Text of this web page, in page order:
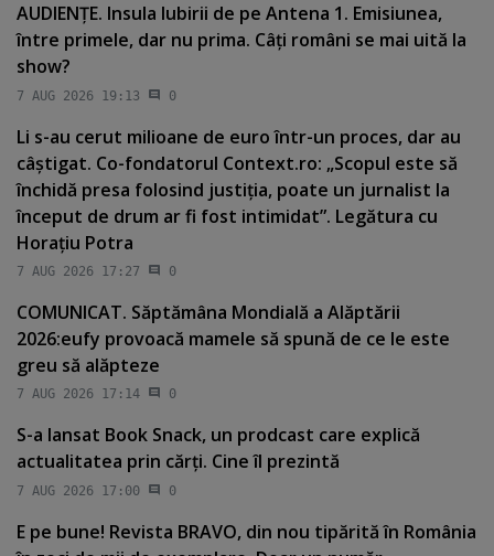
AUDIENŢE. Insula Iubirii de pe Antena 1. Emisiunea,
între primele, dar nu prima. Câţi români se mai uită la
show?
7 AUG 2026 19:13 0
Li s-au cerut milioane de euro într-un proces, dar au
câştigat. Co-fondatorul Context.ro: „Scopul este să
închidă presa folosind justiţia, poate un jurnalist la
început de drum ar fi fost intimidat”. Legătura cu
Horaţiu Potra
7 AUG 2026 17:27 0
COMUNICAT. Săptămâna Mondială a Alăptării
2026:eufy provoacă mamele să spună de ce le este
greu să alăpteze
7 AUG 2026 17:14 0
S-a lansat Book Snack, un prodcast care explică
actualitatea prin cărţi. Cine îl prezintă
7 AUG 2026 17:00 0
E pe bune! Revista BRAVO, din nou tipărită în România